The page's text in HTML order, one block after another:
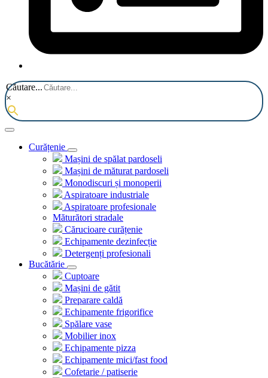
Căutare...
×
Curățenie
Mașini de spălat pardoseli
Mașini de măturat pardoseli
Monodiscuri și monoperii
Aspiratoare industriale
Aspiratoare profesionale
Măturători stradale
Cărucioare curățenie
Echipamente dezinfecție
Detergenți profesionali
Bucătărie
Cuptoare
Mașini de gătit
Preparare caldă
Echipamente frigorifice
Spălare vase
Mobilier inox
Echipamente pizza
Echipamente mici/fast food
Cofetarie / patiserie